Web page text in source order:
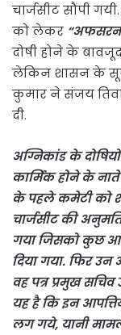
चार्जसीट सौंपी
को लेकर
दोषी होने के
लेकिन शासन के
कुमार ने संजय
दी.
अग्निकांड के
कार्मिक होने के
के पहले कमेटी को
चार्जसीट की
गया जिसको कुछ
दिया गया. फिर
वह पत्र प्रमुख
यह है कि इन
लग गये, यानी